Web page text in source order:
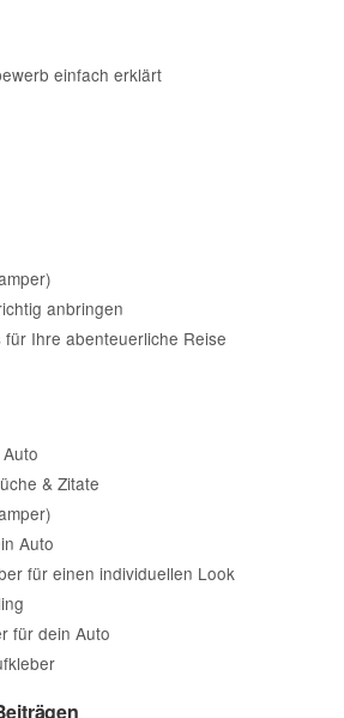
einfach erklärt
anbringen
Ihre abenteuerliche Reise
& Zitate
Auto
für einen individuellen Look
für dein Auto